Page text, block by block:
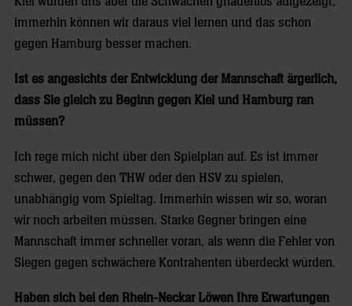
immerhin können wir daraus viel lernen und das schon
gegen Hamburg besser machen.
Ist es angesichts der Entwicklung der Mannschaft ärgerlich,
dass Sie gleich zu Beginn gegen Kiel und Hamburg ran
müssen?
Ich rege mich nicht über den Spielplan auf. Es ist immer
schwer, gegen den THW oder den HSV zu spielen,
unabhängig vom Spieltag. Immerhin wissen wir so, woran
wir noch arbeiten müssen. Starke Gegner bringen eine
Mannschaft immer schneller voran, als wenn die Fehler von
Siegen gegen schwächere Kontrahenten überdeckt würden.
Haben sich bei den Rhein-Neckar Löwen Ihre Erwartungen